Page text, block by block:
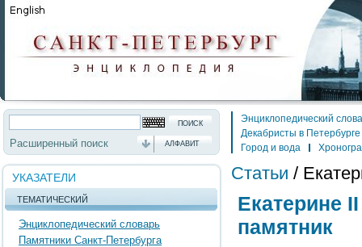
Расширенный поиск АЛФАВИТ
УКАЗАТЕЛИ
ТЕМАТИЧЕСКИЙ
Энциклопедический словарь
Памятники Санкт-Петербурга
Энциклопедический
Декабристы в Петербурге
Город и вода
Статьи /
Екатерине
памятник